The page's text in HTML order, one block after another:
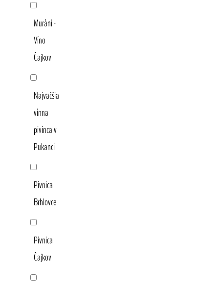
Muráni -
Víno
Čajkov
Najväčšia
vínna
pivinca v
Pukanci
Pivnica
Brhlovce
Pivnica
Čajkov